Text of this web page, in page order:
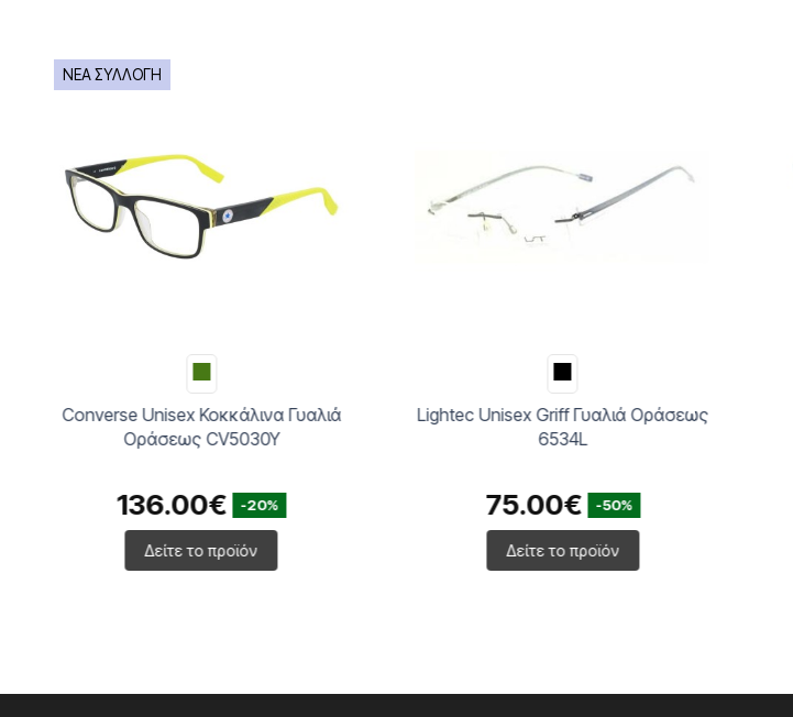
ΝΕΑ ΣΥΛΛΟΓΗ
Converse Unisex Κοκκάλινα Γυαλιά
Οράσεως CV5030Y
136.00€ -20%
Δείτε το προϊόν
Lightec Unisex Griff Γυαλιά Οράσεως
6534L
75.00€ -50%
Δείτε το προϊόν